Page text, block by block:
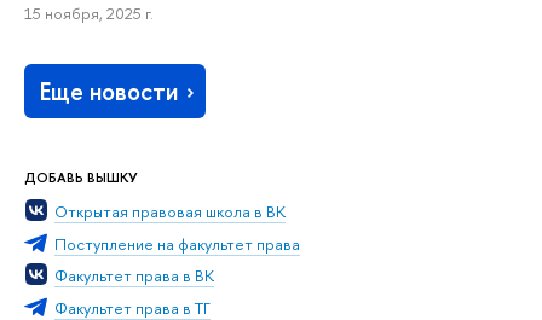
ДОБАВЬ ВЫШКУ
Открытая правовая школа в ВК
Поступление на факультет права
Факультет права в ВК
Факультет права в ТГ
15 ноября, 2025 г.
Еще новости